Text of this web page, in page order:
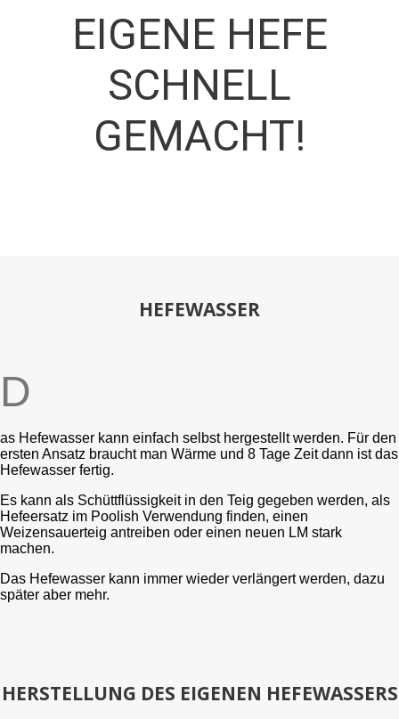
EIGENE HEFE
SCHNELL
GEMACHT!
HEFEWASSER
D
as Hefewasser kann einfach selbst hergestellt werden. Für den
ersten Ansatz braucht man Wärme und 8 Tage Zeit dann ist das
Hefewasser fertig.
Es kann als Schüttflüssigkeit in den Teig gegeben werden, als
Hefeersatz im Poolish Verwendung finden, einen
Weizensauerteig antreiben oder einen neuen LM stark
machen.
Das Hefewasser kann immer wieder verlängert werden, dazu
später aber mehr.
HERSTELLUNG DES EIGENEN HEFEWASSERS